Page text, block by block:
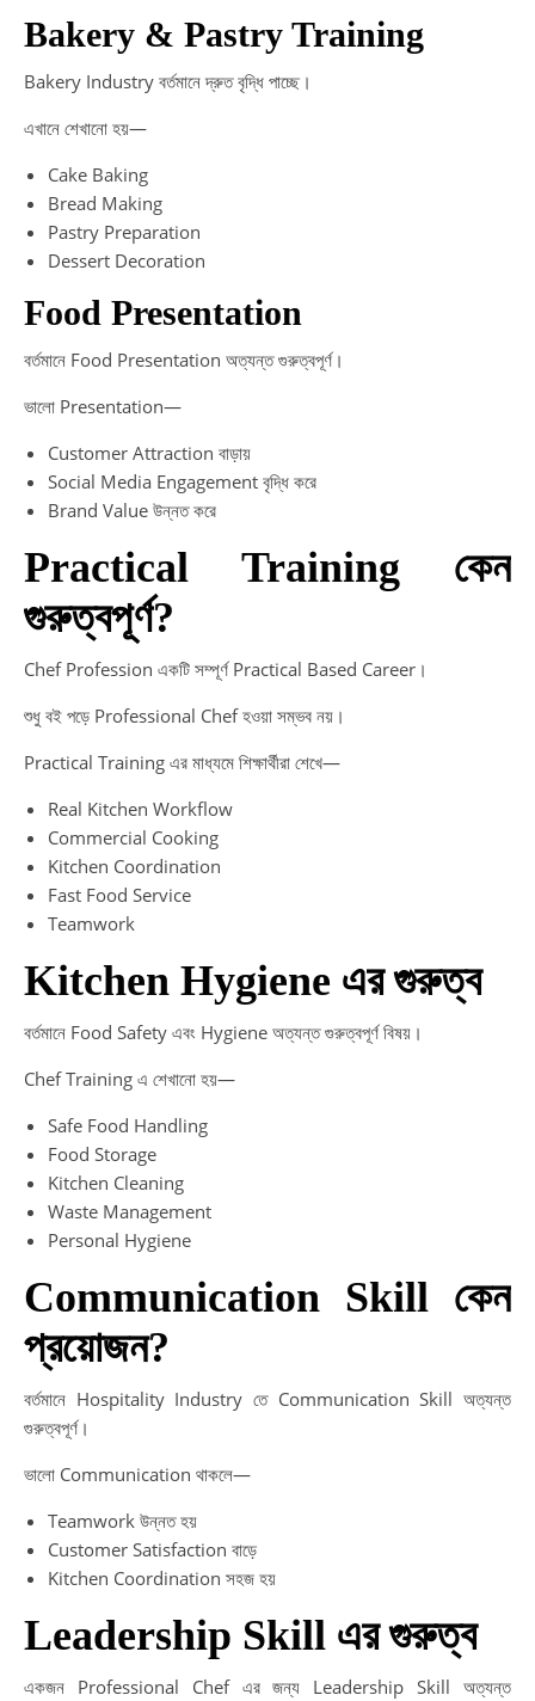
Bakery & Pastry Training
Bakery Industry বর্তমানে দ্রুত বৃদ্ধি পাচ্ছে।
এখানে শেখানো হয়—
Cake Baking
Bread Making
Pastry Preparation
Dessert Decoration
Food Presentation
বর্তমানে Food Presentation অত্যন্ত গুরুত্বপূর্ণ।
ভালো Presentation—
Customer Attraction বাড়ায়
Social Media Engagement বৃদ্ধি করে
Brand Value উন্নত করে
Practical Training কেন
গুরুত্বপূর্ণ?
Chef Profession একটি সম্পূর্ণ Practical Based Career।
শুধু বই পড়ে Professional Chef হওয়া সম্ভব নয়।
Practical Training এর মাধ্যমে শিক্ষার্থীরা শেখে—
Real Kitchen Workflow
Commercial Cooking
Kitchen Coordination
Fast Food Service
Teamwork
Kitchen Hygiene এর গুরুত্ব
বর্তমানে Food Safety এবং Hygiene অত্যন্ত গুরুত্বপূর্ণ বিষয়।
Chef Training এ শেখানো হয়—
Safe Food Handling
Food Storage
Kitchen Cleaning
Waste Management
Personal Hygiene
Communication Skill কেন
প্রয়োজন?
বর্তমানে Hospitality Industry তে Communication Skill অত্যন্ত
গুরুত্বপূর্ণ।
ভালো Communication থাকলে—
Teamwork উন্নত হয়
Customer Satisfaction বাড়ে
Kitchen Coordination সহজ হয়
Leadership Skill এর গুরুত্ব
একজন Professional Chef এর জন্য Leadership Skill অত্যন্ত